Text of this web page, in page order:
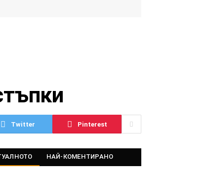
Twitter Pinterest
НАЙ-КОМЕНТИРАНО